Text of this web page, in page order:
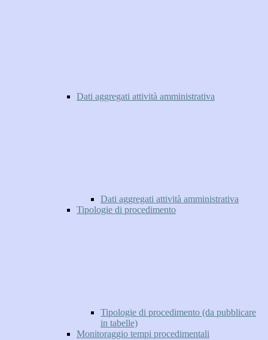
Dati aggregati attività amministrativa
Dati aggregati attività amministrativa
Tipologie di procedimento
Tipologie di procedimento (da pubblicare
in tabelle)
Monitoraggio tempi procedimentali